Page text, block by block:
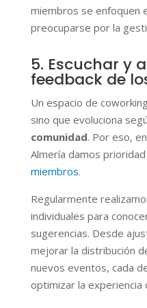
miembros se enfoquen
preocuparse por la
5. Escuchar y
feedback de
Un espacio de
sino que evoluciona
comunidad. Por eso,
Almería damos prioridad
miembros.
Regularmente
individuales para
sugerencias. Desde
mejorar la distribución
nuevos eventos, cada
optimizar la experiencia